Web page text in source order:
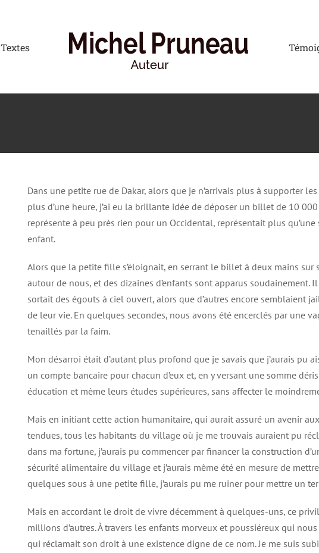
Textes
Dans une petite rue de Dakar, alors que je n’arrivais plus à supporter
plus d’une heure, j’ai eu la brillante idée de déposer un billet de 10
représente à peu près rien pour un Occidental, représentait plus
enfant.
Alors que la petite fille s’éloignait, en serrant le billet à deux mains sur
autour de nous, et des dizaines d’enfants sont apparus
sortait des égouts à ciel ouvert, alors que d’autres encore semblaient
de leur vie. En quelques secondes, nous avons été encerclés par une
tenaillés par la faim.
Mon désarroi était d’autant plus profond que je savais que j’aurais pu
un compte bancaire pour chacun d’eux et, en y versant une somme
éducation et même leurs études supérieures, sans affecter le
Mais en initiant cette action humanitaire, qui aurait assuré un avenir
tendues, tous les habitants du village où je me trouvais auraient pu
dans ma fortune, j’aurais pu commencer par financer la construction
sécurité alimentaire du village et j’aurais même été en mesure de
quelques sous à une petite fille, j’aurais pu me ruiner pour mettre un
Mais en accordant le droit de vivre décemment à quelques-uns, ce
millions d’autres. À travers les enfants morveux et poussiéreux qui
qui réclamait son droit à une existence digne de ce nom. Je me suis